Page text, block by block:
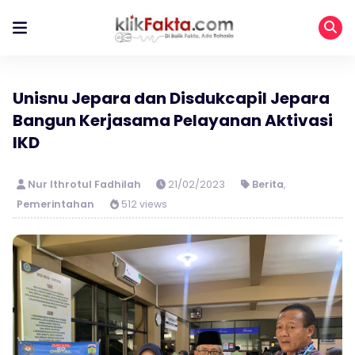
Unisnu Jepara dan Disdukcapil Jepara
Bangun Kerjasama Pelayanan Aktivasi
IKD
Nur Ithrotul Fadhilah 21/02/2023 Berita,
Pemerintahan
512 views